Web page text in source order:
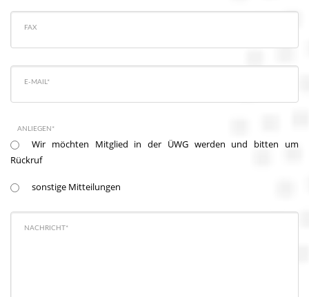
FAX
E-MAIL*
ANLIEGEN*
Wir möchten Mitglied in der ÜWG werden und bitten um
Rückruf
sonstige Mitteilungen
NACHRICHT*